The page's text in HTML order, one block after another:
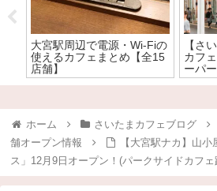
大宮駅周辺で電源・Wi-Fiの
使えるカフェまとめ【全15
店舗】
【さ
カフ
ーパ
寄り
ホーム さいたまカフェブログ
舗オープン情報
【大宮駅ナカ】山
ス」12月9日オープン！(パークサイドカフェ